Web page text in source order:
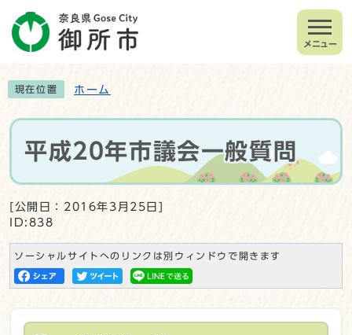
メニュー
現在位置 ホーム
平成20年市議会一般質問
[公開日：2016年3月25日]
ID:838
ソーシャルサイトへのリンクは別ウィンドウで開きます